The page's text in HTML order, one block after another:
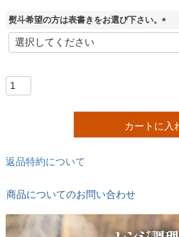
熨斗希望の方は表書きをお選び下さい。
(
カートに入
返品特約について
商品についてのお問い合わせ